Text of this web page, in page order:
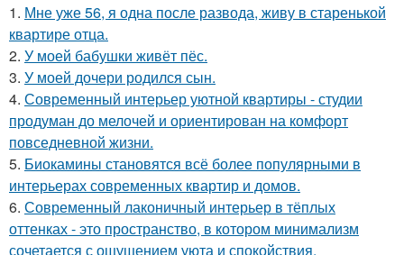
1. Мне уже 56, я одна после развода, живу в старенькой
квартире отца.
2. У моей бабушки живёт пёс.
3. У моей дочери родился сын.
4. Современный интерьер уютной квартиры - студии
продуман до мелочей и ориентирован на комфорт
повседневной жизни.
5. Биокамины становятся всё более популярными в
интерьерах современных квартир и домов.
6. Современный лаконичный интерьер в тёплых
оттенках - это пространство, в котором минимализм
сочетается с ощущением уюта и спокойствия.